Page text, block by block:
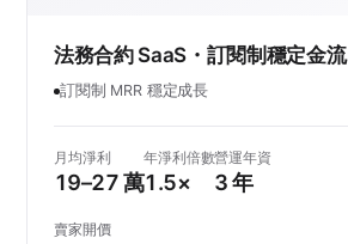
法務合約 SaaS・訂閱制穩定金流
訂閱制 MRR 穩定成長
月均淨利
19–27 萬
年淨利倍數
1.5×
營運年資
3 年
賣家開價